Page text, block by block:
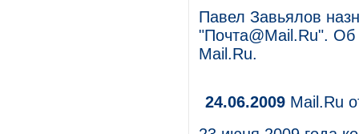
Павел Завьялов
"Почта@Mail.Ru".
Mail.Ru.
24.06.2009 Mail.Ru